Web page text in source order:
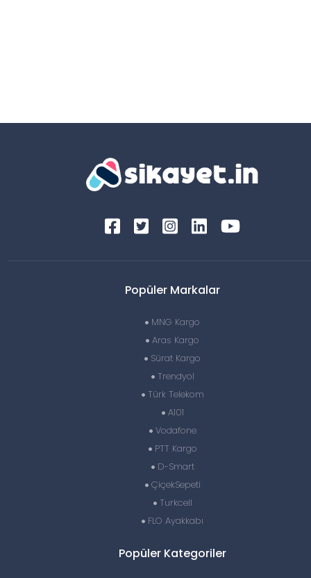
Popüler Markalar
MNG Kargo
Aras Kargo
Sürat Kargo
Trendyol
Türk Telekom
A101
Vodafone
PTT Kargo
D-Smart
ÇiçekSepeti
Turkcell
FLO Ayakkabı
Popüler Kategoriler